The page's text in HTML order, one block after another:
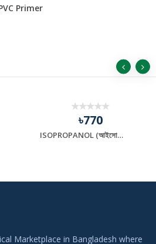
Primer
৳770
ISOPROPANOL (আইসোপ্রোপানল)
Marketplace in Bangladesh where